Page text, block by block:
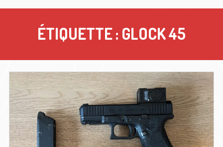
ÉTIQUETTE : GLOCK 45